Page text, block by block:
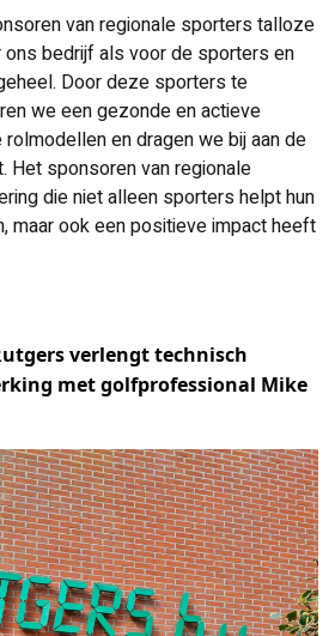
van regionale sporters talloze
bedrijf als voor de sporters en
Door deze sporters te
we een gezonde en actieve
en dragen we bij aan de
Het sponsoren van regionale
die niet alleen sporters helpt hun
maar ook een positieve impact heeft
verlengt technisch
met golfprofessional Mike